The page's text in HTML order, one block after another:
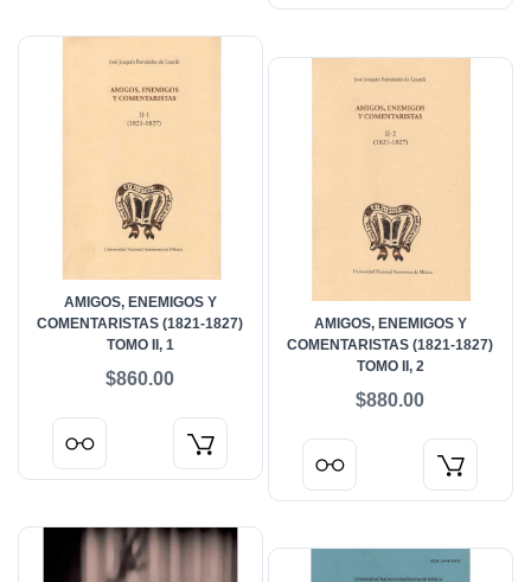
AMIGOS, ENEMIGOS Y
COMENTARISTAS (1821-1827)
TOMO II, 1
$860.00
AMIGOS, ENEMIGOS Y
COMENTARISTAS (1821-1827)
TOMO II, 2
$880.00